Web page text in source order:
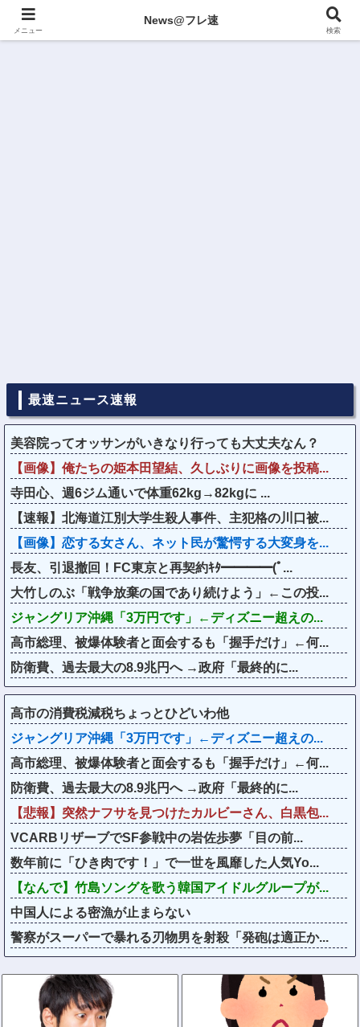
最速ニュース速報
美容院ってオッサンがいきなり行っても大丈夫なん？
【画像】俺たちの姫本田望結、久しぶりに画像を投稿...
寺田心、週6ジム通いで体重62kg→82kgに ...
【速報】北海道江別大学生殺人事件、主犯格の川口被...
【画像】恋する女さん、ネット民が驚愕する大変身を...
長友、引退撤回！FC東京と再契約ｷﾀ━━━━(ﾟ...
大竹しのぶ「戦争放棄の国であり続けよう」←この投...
ジャングリア沖縄「3万円です」←ディズニー超えの...
高市総理、被爆体験者と面会するも「握手だけ」←何...
防衛費、過去最大の8.9兆円へ →政府「最終的に...
高市の消費税減税ちょっとひどいわ他
ジャングリア沖縄「3万円です」←ディズニー超えの...
高市総理、被爆体験者と面会するも「握手だけ」←何...
防衛費、過去最大の8.9兆円へ →政府「最終的に...
【悲報】突然ナフサを見つけたカルビーさん、白黒包...
VCARBリザーブでSF参戦中の岩佐歩夢「目の前...
数年前に「ひき肉です！」で一世を風靡した人気Yo...
【なんで】竹島ソングを歌う韓国アイドルグループが...
中国人による密漁が止まらない
警察がスーパーで暴れる刃物男を射殺「発砲は適正か...
メニュー
News@フレ速
検索